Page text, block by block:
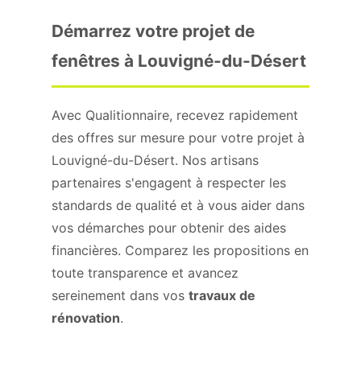
Démarrez votre projet de
fenêtres à Louvigné-du-Désert
Avec Qualitionnaire, recevez rapidement
des offres sur mesure pour votre projet à
Louvigné-du-Désert. Nos artisans
partenaires s'engagent à respecter les
standards de qualité et à vous aider dans
vos démarches pour obtenir des aides
financières. Comparez les propositions en
toute transparence et avancez
sereinement dans vos travaux de
rénovation.